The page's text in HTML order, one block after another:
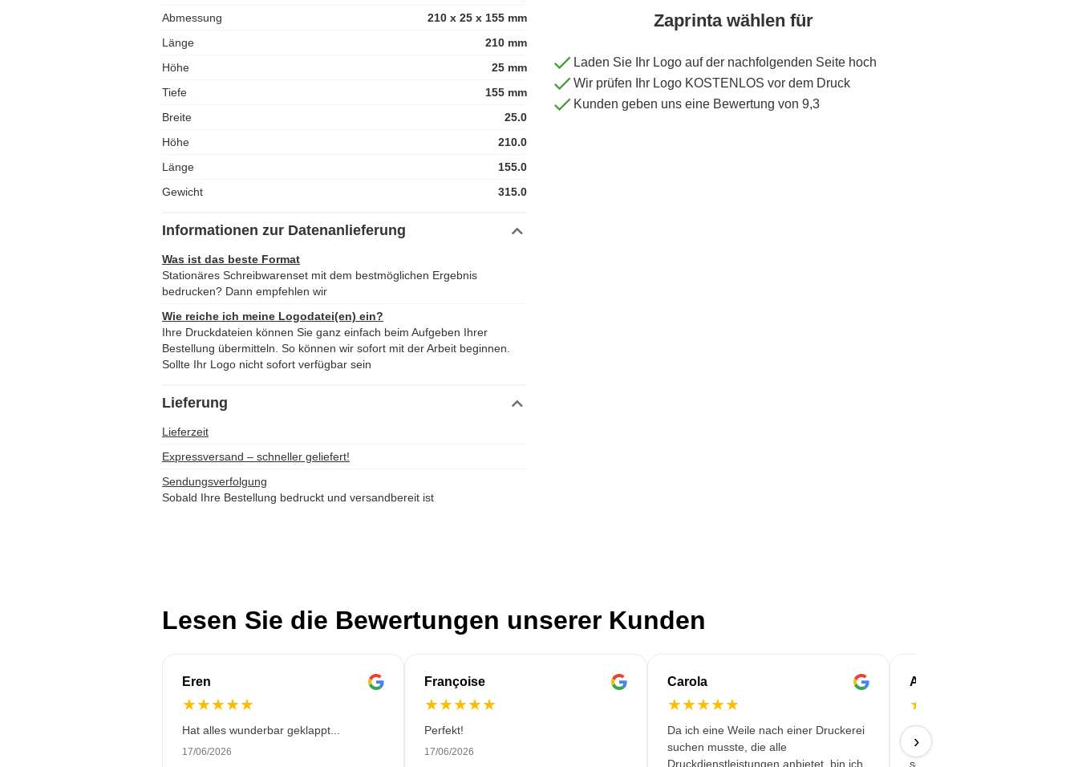
Abmessung
210 x 25 x 155 mm
Länge
210 mm
Höhe
25 mm
Tiefe
155 mm
Breite
25.0
Höhe
210.0
Länge
155.0
Gewicht
315.0
Informationen zur Datenanlieferung
Was ist das beste Format
Stationäres Schreibwarenset mit dem bestmöglichen Ergebnis
bedrucken? Dann empfehlen wir
Wie reiche ich meine Logodatei(en) ein?
Ihre Druckdateien können Sie ganz einfach beim Aufgeben Ihrer
Bestellung übermitteln. So können wir sofort mit der Arbeit beginnen.
Sollte Ihr Logo nicht sofort verfügbar sein
Lieferung
Lieferzeit
Expressversand – schneller geliefert!
Sendungsverfolgung
Sobald Ihre Bestellung bedruckt und versandbereit ist
Zaprinta wählen für
Laden Sie Ihr Logo auf der nachfolgenden Seite hoch
Wir prüfen Ihr Logo KOSTENLOS vor dem Druck
Kunden geben uns eine Bewertung von 9,3
Lesen Sie die Bewertungen unserer Kunden
Eren
★★★★★
Hat alles wunderbar geklappt...
17/06/2026
Françoise
★★★★★
Perfekt!
17/06/2026
Carola
★★★★★
Da ich eine Weile nach einer Druckerei
suchen musste, die alle
Druckdienstleistungen anbietet, bin ich
Andrea
★
Die bedruckten Edelstahlflaschen
Model ´Felix` für unsere
sehen klasse aus. Es hat alles
›